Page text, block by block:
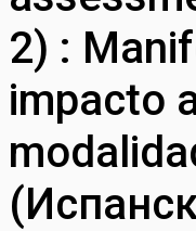
2) :
impacto